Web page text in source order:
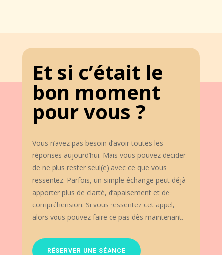
Et si c’était le
bon moment
pour vous ?
Vous n’avez pas besoin d’avoir toutes les
réponses aujourd’hui. Mais vous pouvez décider
de ne plus rester seul(e) avec ce que vous
ressentez. Parfois, un simple échange peut déjà
apporter plus de clarté, d’apaisement et de
compréhension. Si vous ressentez cet appel,
alors vous pouvez faire ce pas dès maintenant.
RÉSERVER UNE SÉANCE